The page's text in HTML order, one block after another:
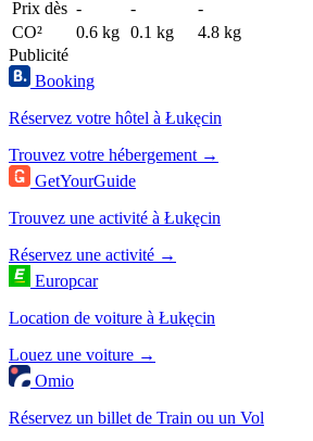
Prix dès - -
-
CO²
0.6 kg 0.1 kg
4.8 kg
Publicité
Booking
Réservez votre hôtel à Łukęcin
Trouvez votre hébergement →
GetYourGuide
Trouvez une activité à Łukęcin
Réservez une activité →
Europcar
Location de voiture à Łukęcin
Louez une voiture →
Omio
Réservez un billet de Train ou un Vol